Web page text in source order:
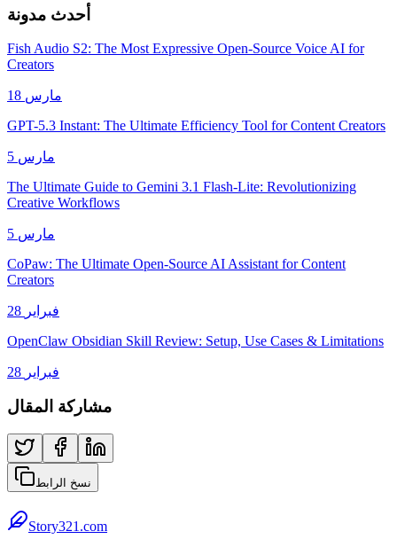
أحدث مدونة
Fish Audio S2: The Most Expressive Open-Source Voice AI for
Creators
18 مارس
GPT-5.3 Instant: The Ultimate Efficiency Tool for Content Creators
5 مارس
The Ultimate Guide to Gemini 3.1 Flash-Lite: Revolutionizing
Creative Workflows
5 مارس
CoPaw: The Ultimate Open-Source AI Assistant for Content
Creators
28 فبراير
OpenClaw Obsidian Skill Review: Setup, Use Cases & Limitations
28 فبراير
مشاركة المقال
نسخ الرابط
Story321.com